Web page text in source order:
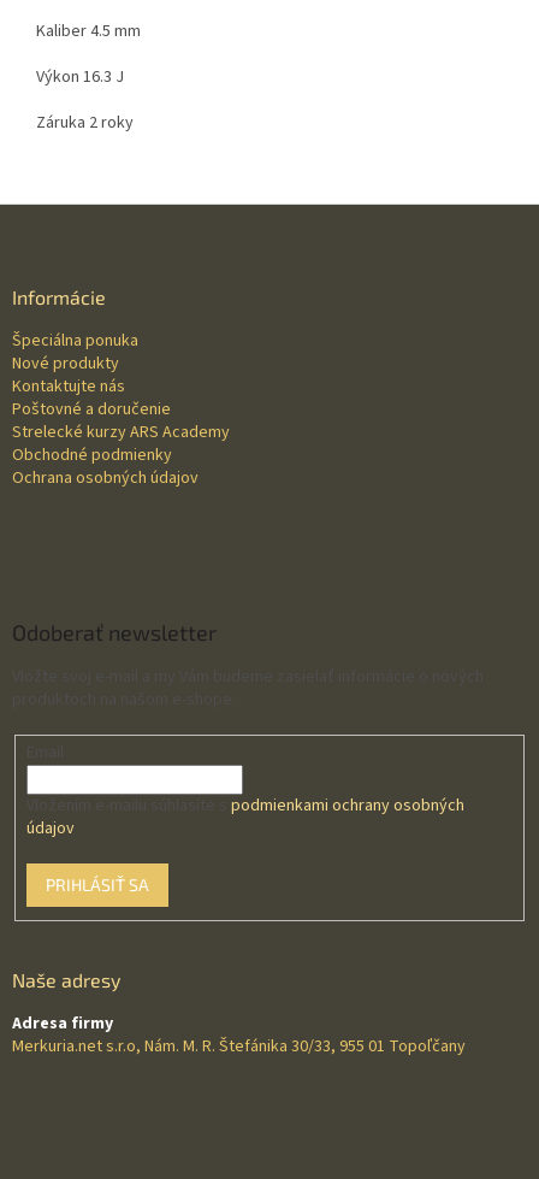
Kaliber 4.5 mm
Výkon 16.3 J
Záruka 2 roky
Informácie
Špeciálna ponuka
Nové produkty
Kontaktujte nás
Poštovné a doručenie
Strelecké kurzy ARS Academy
Obchodné podmienky
Ochrana osobných údajov
Odoberať newsletter
podmienkami ochrany osobných
údajov
PRIHLÁSIŤ SA
Naše adresy
Adresa firmy
Merkuria.net s.r.o, Nám. M. R. Štefánika 30/33, 955 01 Topoľčany